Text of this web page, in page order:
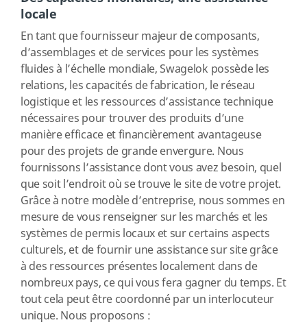
locale
En tant que fournisseur majeur de composants,
d’assemblages et de services pour les systèmes
fluides à l’échelle mondiale, Swagelok possède les
relations, les capacités de fabrication, le réseau
logistique et les ressources d’assistance technique
nécessaires pour trouver des produits d’une
manière efficace et financièrement avantageuse
pour des projets de grande envergure. Nous
fournissons l’assistance dont vous avez besoin, quel
que soit l’endroit où se trouve le site de votre projet.
Grâce à notre modèle d’entreprise, nous sommes en
mesure de vous renseigner sur les marchés et les
systèmes de permis locaux et sur certains aspects
culturels, et de fournir une assistance sur site grâce
à des ressources présentes localement dans de
nombreux pays, ce qui vous fera gagner du temps. Et
tout cela peut être coordonné par un interlocuteur
unique. Nous proposons :